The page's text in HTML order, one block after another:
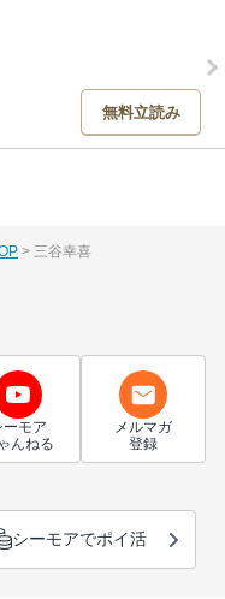
無料立読み
三谷幸喜
ーモア
んねる
メルマガ
登録
シーモアでポイ活